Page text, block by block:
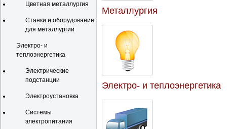
Цветная металлургия
Станки и оборудование
для металлургии
Электро- и
теплоэнергетика
Электрические
подстанции
Электроустановка
Системы
электропитания
Металлургия
Электро- и теплоэнергетика